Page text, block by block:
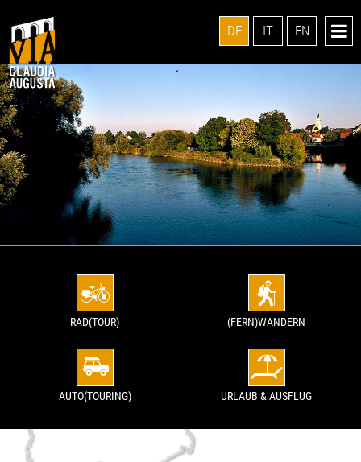
DE IT EN
RAD(TOUR) (FERN)WANDERN
AUTO(TOURING) URLAUB & AUSFLUG